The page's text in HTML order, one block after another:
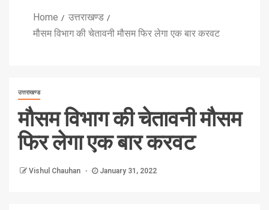
Home
उत्तराखण्ड
मौसम विभाग की चेतावनी मौसम फिर लेगा एक बार करवट
उत्तराखण्ड
मौसम विभाग की चेतावनी मौसम
फिर लेगा एक बार करवट
Vishul Chauhan January 31, 2022